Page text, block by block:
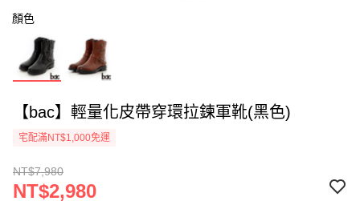
顏色
【bac】輕量化皮帶穿環拉鍊軍靴(黑色)
宅配滿NT$1,000免運
NT$7,980
NT$2,980